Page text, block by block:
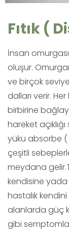
Fıtık (
İnsan
oluşur.
ve birçok
dalları verir.
birbirine
hareket
yükü absorbe (
çeşitli
meydana
kendisine yada
hastalık kendini
alanlarda güç
gibi